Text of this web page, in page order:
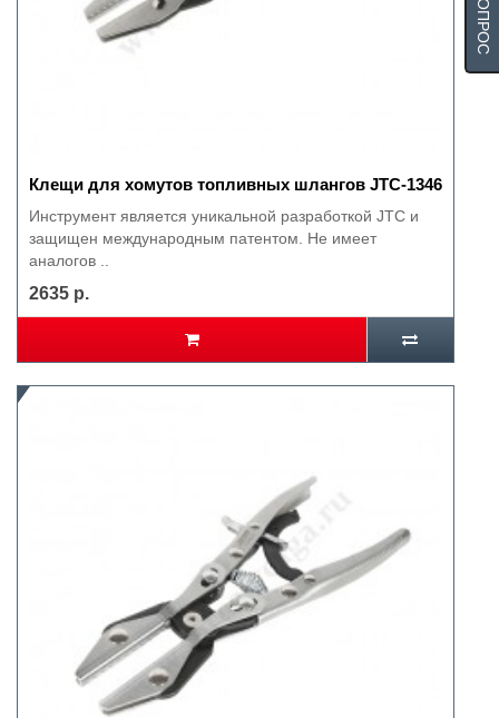
Клещи для хомутов топливных шлангов JTC-1346
Инструмент является уникальной разработкой JTC и
защищен международным патентом. Не имеет
аналогов ..
2635 р.